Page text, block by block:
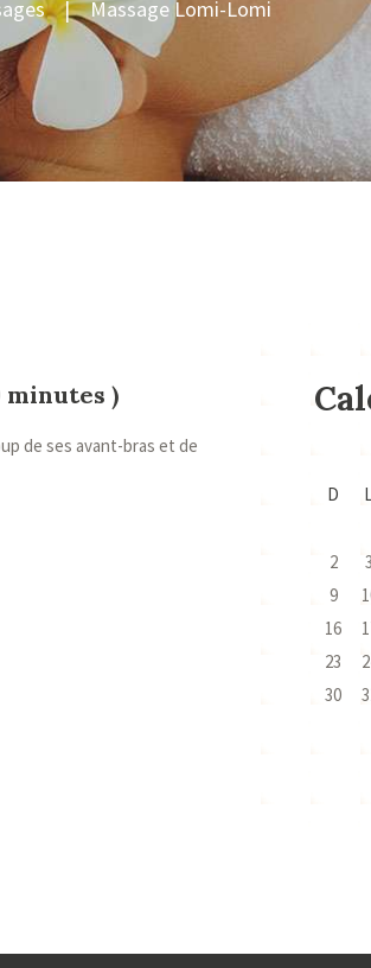
Massage Lomi-Lomi
minutes )
de ses avant-bras et de
D L
2
3
9
16
23
30